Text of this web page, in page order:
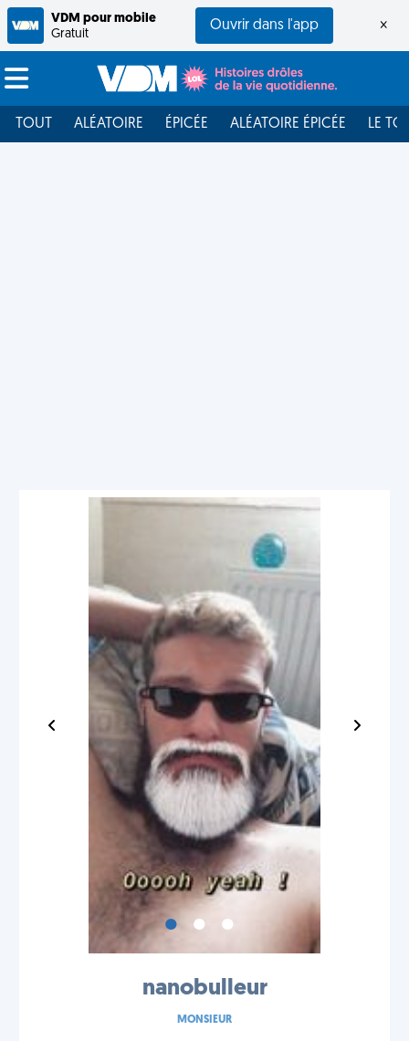
VDM pour mobile
Gratuit
Ouvrir dans l'app ×
TOUT ALÉATOIRE ÉPICÉE ALÉATOIRE ÉPICÉE LE
• • •
nanobulleur
MONSIEUR